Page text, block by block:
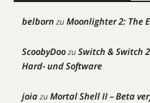
belborn zuMoonlighter 2: The
ScoobyDoozuSwitch & Switch
Hard- und Software
joiazuMortal Shell II – Beta